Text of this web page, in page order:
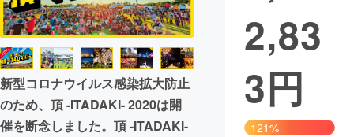
映像・映画
ビジネス・起業
まちづくり・地域活性化
新型コロナウイルス感染拡大防止
のため、頂 -ITADAKI- 2020は開
催を断念しました。頂 -ITADAKI-
2,83
3円
121%